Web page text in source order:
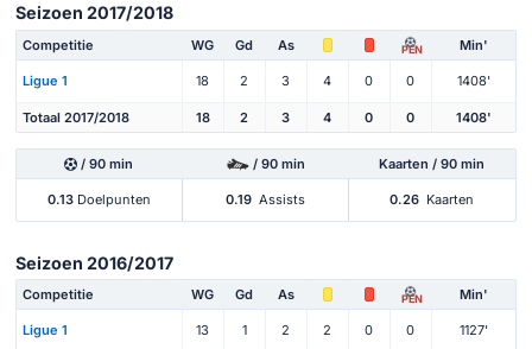
Seizoen 2017/2018
Competitie WG Gd As PEN Min'
Ligue 1 18 2 3 4 0 0 1408'
Totaal 2017/2018 18 2 3 4 0 0 1408'
/ 90 min / 90 min Kaarten / 90 min
0.13Doelpunten 0.19 Assists 0.26 Kaarten
Seizoen 2016/2017
Competitie WG Gd As PEN Min'
Ligue 1 13 1 2 2 0 0 1127'